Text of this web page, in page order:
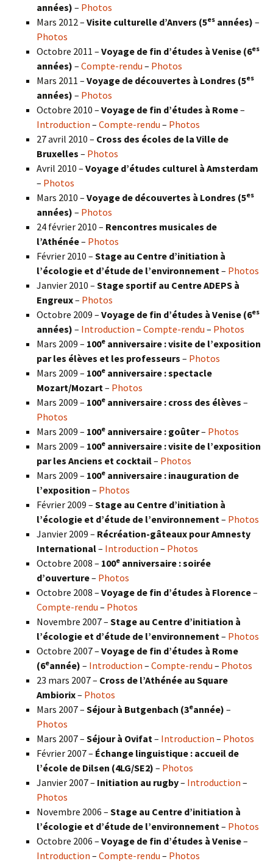
années) – Photos
Mars 2012 – Visite culturelle d’Anvers (5es années) –
Photos
Octobre 2011 – Voyage de fin d’études à Venise (6es
années) – Compte-rendu – Photos
Mars 2011 – Voyage de découvertes à Londres (5es
années) – Photos
Octobre 2010 – Voyage de fin d’études à Rome–
Introduction – Compte-rendu – Photos
27 avril 2010 – Cross des écoles de la Ville de
Bruxelles – Photos
Avril 2010 – Voyage d’études culturel à Amsterdam
– Photos
Mars 2010 – Voyage de découvertes à Londres (5es
années) – Photos
24 février 2010 – Rencontres musicales de
l’Athénée– Photos
Février 2010 – Stage au Centre d’initiation à
l’écologie et d’étude de l’environnement– Photos
Janvier 2010 – Stage sportif au Centre ADEPS à
Engreux– Photos
Octobre 2009 – Voyage de fin d’études à Venise (6es
années) – Introduction – Compte-rendu – Photos
Mars 2009 – 100e anniversaire : visite de l’exposition
par les élèves et les professeurs – Photos
Mars 2009 – 100e anniversaire : spectacle
Mozart/Mozart– Photos
Mars 2009 – 100e anniversaire : cross des élèves –
Photos
Mars 2009 – 100e anniversaire : goûter– Photos
Mars 2009 – 100e anniversaire : visite de l’exposition
par les Anciens et cocktail– Photos
Mars 2009 – 100e anniversaire : inauguration de
l’exposition – Photos
Février 2009 – Stage au Centre d’initiation à
l’écologie et d’étude de l’environnement– Photos
Janvier 2009 – Récréation-gâteaux pour Amnesty
International– Introduction – Photos
Octobre 2008 – 100e anniversaire : soirée
d’ouverture– Photos
Octobre 2008 – Voyage de fin d’études à Florence–
Compte-rendu – Photos
Novembre 2007 – Stage au Centre d’initiation à
l’écologie et d’étude de l’environnement– Photos
Octobre 2007 – Voyage de fin d’études à Rome
(6eannée) – Introduction – Compte-rendu – Photos
23 mars 2007 – Cross de l’Athénée au Square
Ambiorix– Photos
Mars 2007 – Séjour à Butgenbach (3eannée) –
Photos
Mars 2007 – Séjour à Ovifat– Introduction – Photos
Février 2007 – Échange linguistique : accueil de
l’école de Dilsen (4LG/SE2) – Photos
Janvier 2007 – Initiation au rugby– Introduction –
Photos
Novembre 2006 – Stage au Centre d’initiation à
l’écologie et d’étude de l’environnement– Photos
Octobre 2006 – Voyage de fin d’études à Venise–
Introduction – Compte-rendu – Photos